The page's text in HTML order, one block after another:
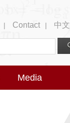
| Contact | 中
Media